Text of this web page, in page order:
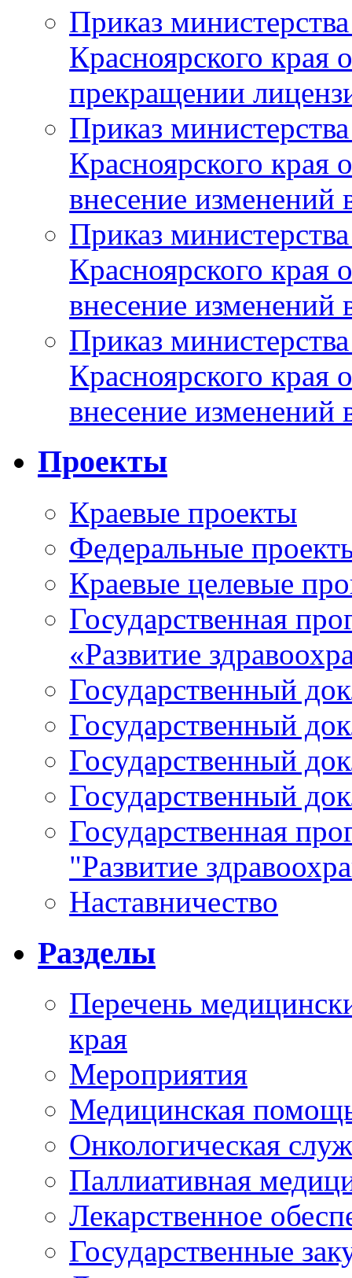
Приказ
Красноярского
прекращении
Приказ
Красноярского
внесение изменений
Приказ
Красноярского
внесение изменений
Приказ
Красноярского
внесение изменений
Проекты
Краевые проекты
Федеральные
Краевые целевые
Государственная
«Развитие
Государственный
Государственный
Государственный
Государственный
Государственная
"Развитие
Наставничество
Разделы
Перечень
края
Мероприятия
Медицинская
Онкологическая
Паллиативная
Лекарственное
Государственные